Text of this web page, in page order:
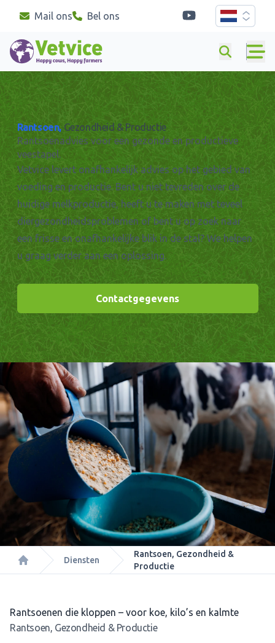
Mail ons Bel ons youtube
Primary
Rantsoen,Gezondheid & Productie
Rantsoenadvies voor een gezonde en productieve
veestapel.
Vetvice levert onafhankelijk advies op het gebied van
voeding en productie. Bent u niet tevreden over de
huidige melkproductie, heeft u te maken met teveel
diergezondheidsproblemen of bent u op zoek naar
een frisse en onafhankelijke blik in de stal? We helpen
u graag verder aan een oplossing.
Contactgegevens
Home
Diensten
Rantsoen, Gezondheid &
Productie
Rantsoenen die kloppen – voor koe, kilo’s en kalmte
Rantsoen, Gezondheid & Productie